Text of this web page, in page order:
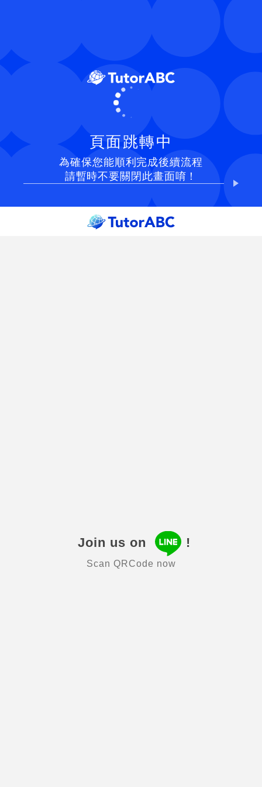
頁面跳轉中
為確保您能順利完成後續流程
請暫時不要關閉此畫面唷！
Join us on !
Scan QRCode now